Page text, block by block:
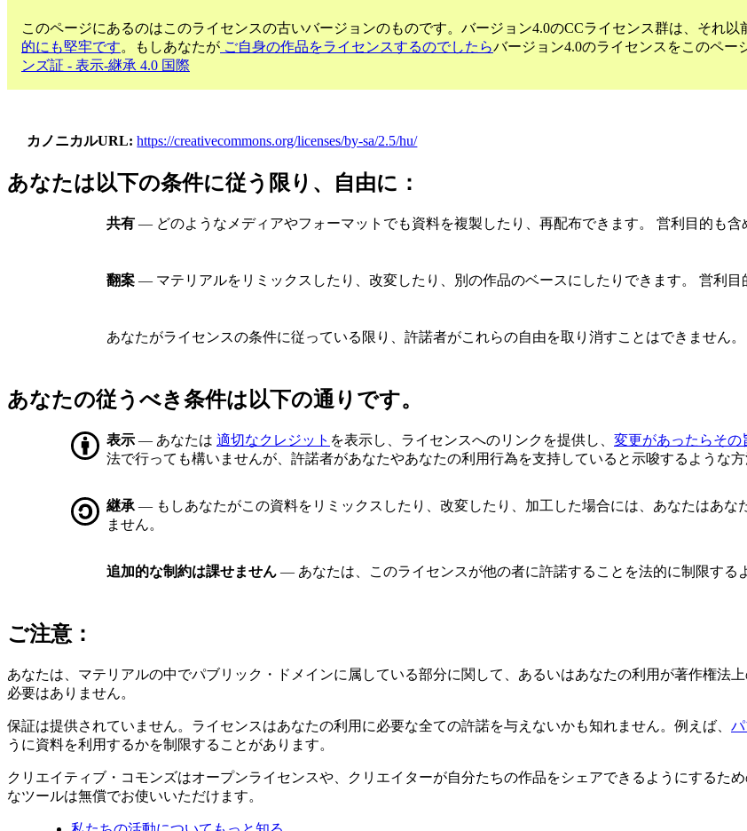
このページにあるのはこのライセンスの古いバージョンのものです。バージョン4.0のCCライセンス群は、それ以
的にも堅牢です。もしあなたが ご自身の作品をライセンスするのでしたらバージョン4.0のライセンスをこのペー
ンズ証 - 表示-継承 4.0 国際
カノニカルURL https://creativecommons.org/licenses/by-sa/2.5/hu/
あなたは以下の条件に従う限り、自由に：
共有 — どのようなメディアやフォーマットでも資料を複製したり、再配布できます。 営利目的も含
翻案 — マテリアルをリミックスしたり、改変したり、別の作品のベースにしたりできます。 営利目
あなたがライセンスの条件に従っている限り、許諾者がこれらの自由を取り消すことはできません。
あなたの従うべき条件は以下の通りです。
表示 — あなたは 適切なクレジット を表示し、ライセンスへのリンクを提供し、 変更があったらその
法で行っても構いませんが、許諾者があなたやあなたの利用行為を支持していると示唆するような方
継承 — もしあなたがこの資料をリミックスしたり、改変したり、加工した場合には、あなたはあな
ません。
追加的な制約は課せません — あなたは、このライセンスが他の者に許諾することを法的に制限する
ご注意：
あなたは、マテリアルの中でパブリック・ドメインに属している部分に関して、あるいはあなたの利用が著作権法
必要はありません。
保証は提供されていません。ライセンスはあなたの利用に必要な全ての許諾を与えないかも知れません。例えば、
うに資料を利用するかを制限することがあります。
クリエイティブ・コモンズはオープンライセンスや、クリエイターが自分たちの作品をシェアできるようにするた
なツールは無償でお使いいただけます。